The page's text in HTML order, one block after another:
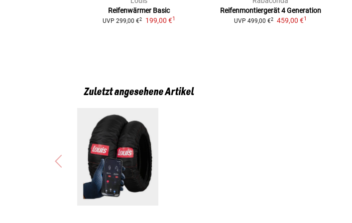
Reifenwärmer Basic
UVP 299,00 €2 199,00 €1
Reifenmontiergerät 4 Generation
UVP 499,00 €2 459,00 €1
Zuletzt angesehene Artikel